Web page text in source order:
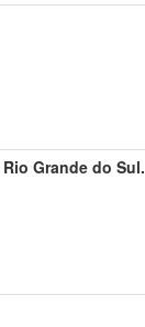
Grande do Sul.